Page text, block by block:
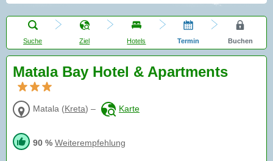
Suche Ziel Hotels Termin Buchen
Matala Bay Hotel & Apartments
Matala (Kreta) – Karte
90 % Weiterempfehlung